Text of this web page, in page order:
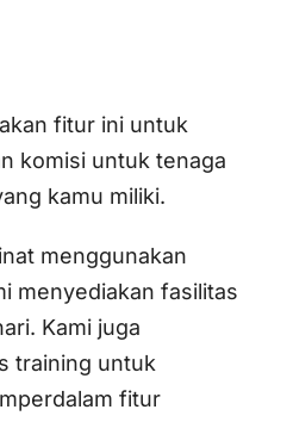
fitur ini untuk
komisi untuk tenaga
kamu miliki.
menggunakan
menyediakan fasilitas
Kami juga
training untuk
fitur